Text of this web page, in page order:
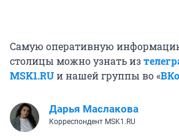
Самую оперативную
столицы можно узнать из
MSK1.RUи нашей группы во «
Дарья Маслакова
Корреспондент MSK1.RU